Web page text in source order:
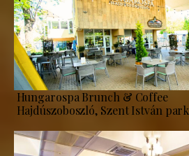
Hungarospa Brunch & Coffee
Hajdúszoboszló, Szent István